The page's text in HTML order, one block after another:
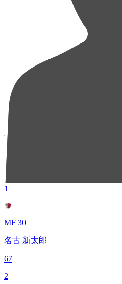
順位
選手名
成績
1
MF 30
名古 新太郎
67
2